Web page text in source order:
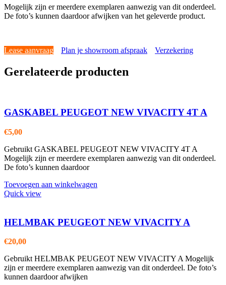
Mogelijk zijn er meerdere exemplaren aanwezig van dit onderdeel.
De foto’s kunnen daardoor afwijken van het geleverde product.
Lease aanvraag Plan je showroom afspraak Verzekering
Gerelateerde producten
GASKABEL PEUGEOT NEW VIVACITY 4T A
€5,00
Gebruikt GASKABEL PEUGEOT NEW VIVACITY 4T A
Mogelijk zijn er meerdere exemplaren aanwezig van dit onderdeel.
De foto’s kunnen daardoor
Toevoegen aan winkelwagen
Quick view
HELMBAK PEUGEOT NEW VIVACITY A
€20,00
Gebruikt HELMBAK PEUGEOT NEW VIVACITY A Mogelijk
zijn er meerdere exemplaren aanwezig van dit onderdeel. De foto’s
kunnen daardoor afwijken